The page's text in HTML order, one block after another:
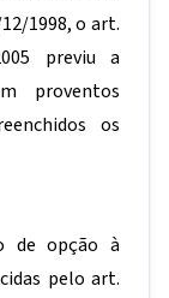
1998, o art.
previu a
proventos
os
de opção à
pelo art.